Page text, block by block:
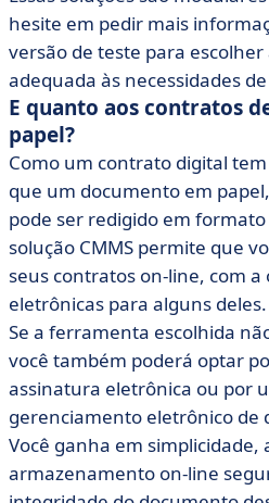
hesite em pedir mais
versão de teste para
adequada às necessidades
E quanto aos contratos
papel?
Como um contrato digital
que um documento em
pode ser redigido em
solução CMMS permite que
seus contratos on-line, com
eletrônicas para alguns deles.
Se a ferramenta escolhida
você também poderá optar
assinatura eletrônica ou por
gerenciamento eletrônico de
Você ganha em simplicidade,
armazenamento on-line